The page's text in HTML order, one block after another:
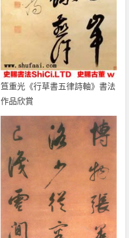
笪重光《行草書五律詩軸》書法
作品欣賞